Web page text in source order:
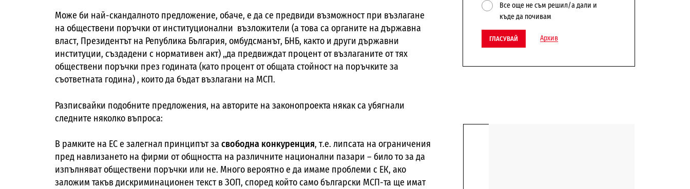
Може би най-скандалното предложение, обаче, е да се предвиди възможност при възлагане
на обществени поръчки от институционални възложители (а това са органите на държавна
власт, Президентът на Република България, омбудсманът, БНБ, както и други държавни
институции, създадени с нормативен акт) „да предвиждат процент от възлаганите от тях
обществени поръчки през годината (като процент от общата стойност на поръчките за
съответната година) , които да бъдат възлагани на МСП.
Разписвайки подобните предложения, на авторите на законопроекта някак са убягнали
следните няколко въпроса:
В рамките на ЕС е залегнал принципът за свободна конкуренция, т.е. липсата на ограничения
пред навлизането на фирми от общността на различните национални пазари – било то за да
изпълняват обществени поръчки или не. Много вероятно е да имаме проблеми с ЕК, ако
заложим такъв дискриминационен текст в ЗОП, според който само български МСП-та ще имат
Все още не съм решил/а дали и
къде да почивам
ГЛАСУВАЙ Архив